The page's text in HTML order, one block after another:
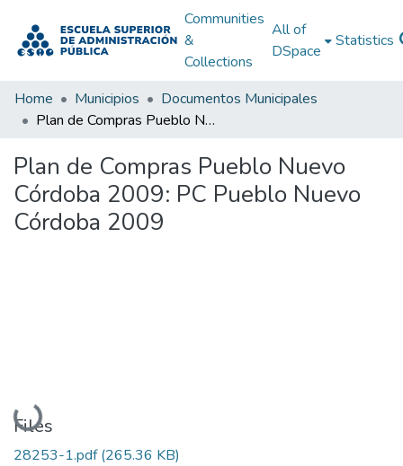
Communities
&
Collections
All of
DSpace
Statistics
Home Municipios
Documentos Municipales
Plan de Compras Pueblo Nuevo Córdoba 2009: PC Pueblo Nuevo Córdoba 2009
Plan de Compras Pueblo Nuevo
Córdoba 2009: PC Pueblo Nuevo
Córdoba 2009
Loading...
Files
28253-1.pdf(265.36 KB)